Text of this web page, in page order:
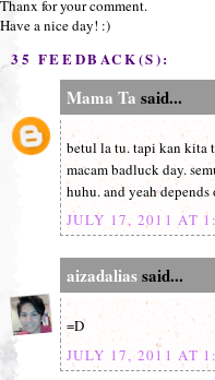
Thanx for your comment.
Have a nice day! :)
35 FEEDBACK(S):
Mama Ta said...
betul la tu. tapi kan kita
macam badluck day.
huhu. and yeah
JULY 17, 2011 AT
aizadaliassaid...
=D
JULY 17, 2011 AT